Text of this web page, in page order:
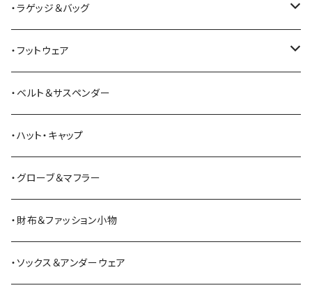
All American Khakis
American Optical
ANDERSON BEAN BOOT CO.
Bass Pro Shops
BATTLE LAKE
Barbour
BAYSIDE
ベスト
セーター
スウェットシャツ
カーディガン
パーカー
ワークパンツ
オーバーオール
ミリタリーパンツ
ツナギ
ジャージ・スウェット
ハーフパンツ・ショートパンツ
コート
ジャケット
ベスト
・ラゲッジ＆バッグ
トートバッグ
ショルダーバッグ
リュック・バックパック
ボストンバッグ・ダッフルバッグ
ヒップバッグ・ファニーパック
ブリーフケース
・フットウェア
ブーツ
スニーカー
サンダル
その他シューズ
シュー用品
・ベルト＆サスペンダー
・ハット・キャップ
・グローブ＆マフラー
・財布＆ファッション小物
・ソックス＆アンダーウェア